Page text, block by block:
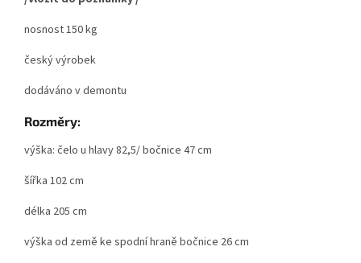
nosnost 150 kg
český výrobek
dodáváno v demontu
Rozměry:
výška: čelo u hlavy 82,5/ bočnice 47 cm
šířka 102 cm
délka 205 cm
výška od země ke spodní hraně bočnice 26 cm